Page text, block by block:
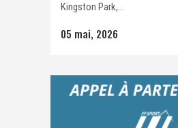
Kingston Park,...
05 mai, 2026